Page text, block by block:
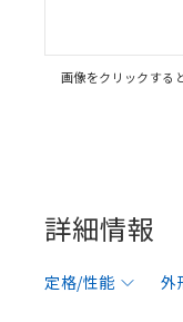
画像をクリックする
詳細情報
定格/性能 外